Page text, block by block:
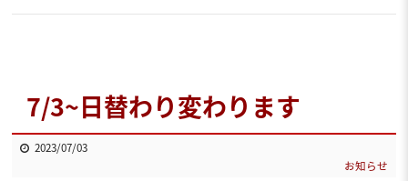
7/3~日替わり変わります
2023/07/03
お知らせ